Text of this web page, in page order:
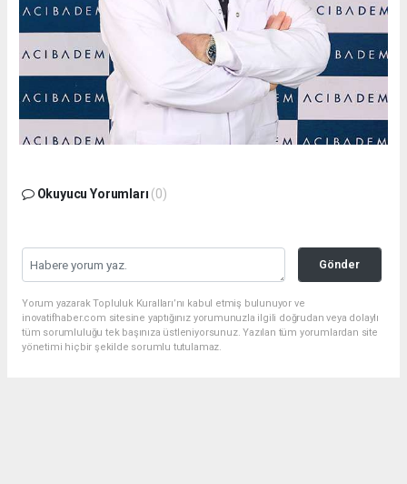
Okuyucu Yorumları (0)
Gönder
Yorum yazarak Topluluk Kuralları’nı kabul etmiş bulunuyor ve
inovatifhaber.com sitesine yaptığınız yorumunuzla ilgili doğrudan veya dolaylı
tüm sorumluluğu tek başınıza üstleniyorsunuz. Yazılan tüm yorumlardan site
yönetimi hiçbir şekilde sorumlu tutulamaz.